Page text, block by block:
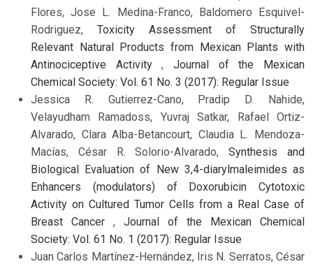
Flores, Jose L. Medina-Franco, Baldomero Esquivel-
Rodriguez, Toxicity Assessment of Structurally
Relevant Natural Products from Mexican Plants with
Antinociceptive Activity,Journal of the Mexican
Chemical Society: Vol. 61 No. 3 (2017): Regular Issue
Jessica R. Gutierrez-Cano, Pradip D. Nahide,
Velayudham Ramadoss, Yuvraj Satkar, Rafael Ortiz-
Alvarado, Clara Alba-Betancourt, Claudia L. Mendoza-
Macías, César R. Solorio-Alvarado,Synthesis and
Biological Evaluation of New 3,4-diarylmaleimides as
Enhancers (modulators) of Doxorubicin Cytotoxic
Activity on Cultured Tumor Cells from a Real Case of
Breast Cancer , Journal of the Mexican Chemical
Society: Vol. 61 No. 1 (2017): Regular Issue
Juan Carlos Martínez-Hernández, Iris N. Serratos, César